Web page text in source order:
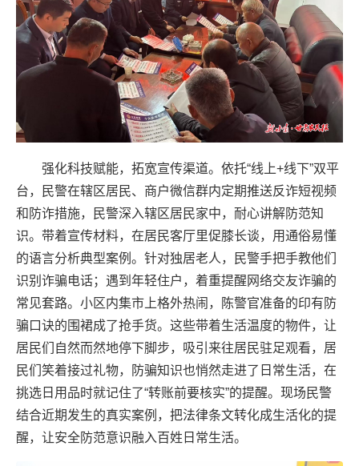
强化科技赋能，拓宽宣传渠道。依托“线上+线下”双平
台，民警在辖区居民、商户微信群内定期推送反诈短视频
和防诈措施，民警深入辖区居民家中，耐心讲解防范知
识。带着宣传材料，在居民客厅里促膝长谈，用通俗易懂
的语言分析典型案例。针对独居老人，民警手把手教他们
识别诈骗电话；遇到年轻住户，着重提醒网络交友诈骗的
常见套路。小区内集市上格外热闹，陈警官准备的印有防
骗口诀的围裙成了抢手货。这些带着生活温度的物件，让
居民们自然而然地停下脚步，吸引来往居民驻足观看，居
民们笑着接过礼物，防骗知识也悄然走进了日常生活，在
挑选日用品时就记住了“转账前要核实”的提醒。现场民警
结合近期发生的真实案例，把法律条文转化成生活化的提
醒，让安全防范意识融入百姓日常生活。